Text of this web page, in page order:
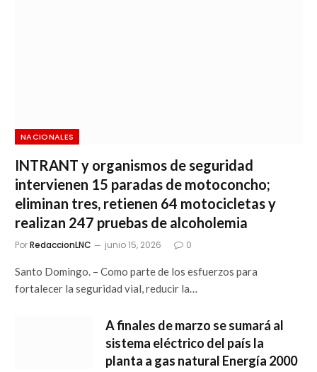
NACIONALES
INTRANT y organismos de seguridad
intervienen 15 paradas de motoconcho;
eliminan tres, retienen 64 motocicletas y
realizan 247 pruebas de alcoholemia
PorRedaccionLNC junio 15, 2026 0
Santo Domingo. – Como parte de los esfuerzos para
fortalecer la seguridad vial, reducir la…
A finales de marzo se sumará al
sistema eléctrico del país la
planta a gas natural Energía 2000